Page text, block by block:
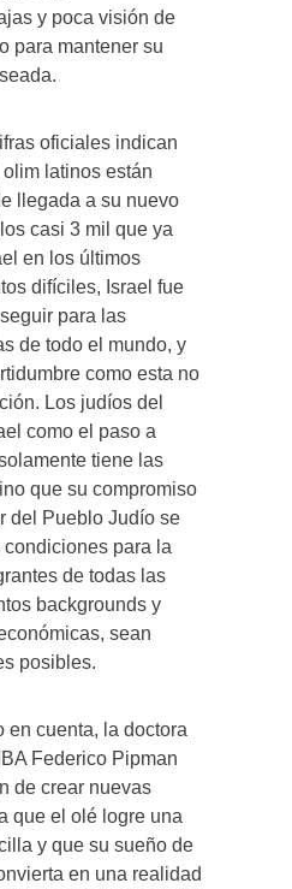
y poca visión de
para mantener su
oficiales indican
latinos están
llegada a su nuevo
casi 3 mil que ya
en los últimos
difíciles, Israel fue
para las
de todo el mundo, y
como esta no
Los judíos del
como el paso a
tiene las
que su compromiso
del Pueblo Judío se
para la
de todas las
backgrounds y
sean
posibles.
en cuenta, la doctora
Federico Pipman
de crear nuevas
que el olé logre una
y que su sueño de
en una realidad